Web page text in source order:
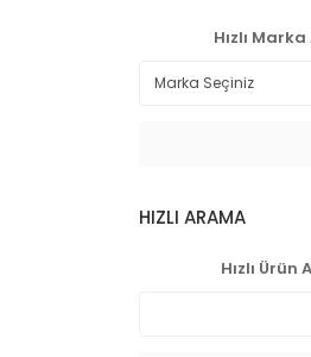
Hızlı
HIZLI ARAMA
Hızlı Ürün